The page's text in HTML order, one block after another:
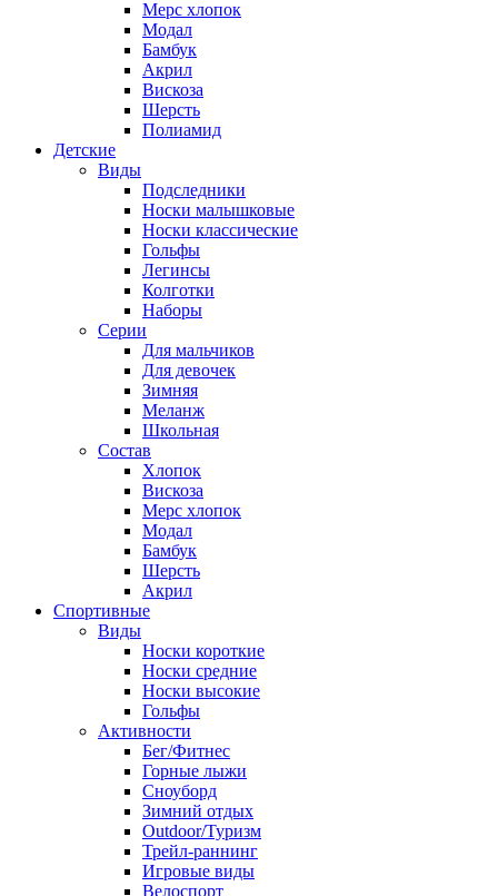
Мерс хлопок
Модал
Бамбук
Акрил
Вискоза
Шерсть
Полиамид
Детские
Виды
Подследники
Носки малышковые
Носки классические
Гольфы
Легинсы
Колготки
Наборы
Серии
Для мальчиков
Для девочек
Зимняя
Меланж
Школьная
Состав
Хлопок
Вискоза
Мерс хлопок
Модал
Бамбук
Шерсть
Акрил
Спортивные
Виды
Носки короткие
Носки средние
Носки высокие
Гольфы
Активности
Бег/Фитнес
Горные лыжи
Сноуборд
Зимний отдых
Outdoor/Туризм
Трейл-раннинг
Игровые виды
Велоспорт